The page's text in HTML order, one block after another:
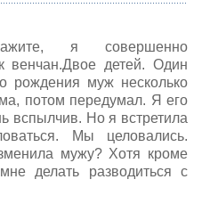
я совершенно
венчан.Двое детей. Один
рождения муж несколько
потом передумал. Я его
вспылчив. Но я встретила
Мы целовались.
мужу? Хотя кроме
делать разводиться с